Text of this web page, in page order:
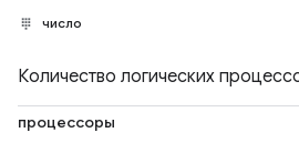
число
Количество логических
процессоры